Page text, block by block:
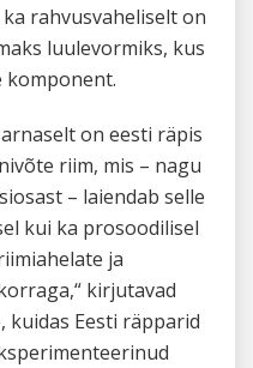
rahvusvaheliselt on
luulevormiks, kus
on eesti räpis
riim, mis – nagu
– laiendab selle
kui ka prosoodilisel
ja
kirjutavad
kuidas Eesti räpparid